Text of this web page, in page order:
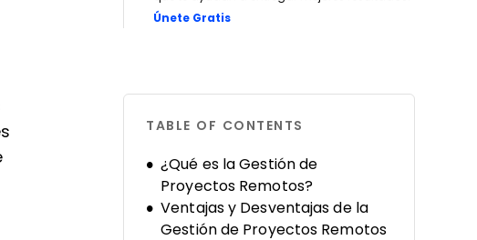
Únete GratisOpens new window
TABLE OF CONTENTS
¿Qué es la Gestión de
Proyectos Remotos?
Ventajas y Desventajas de la
Gestión de Proyectos Remotos